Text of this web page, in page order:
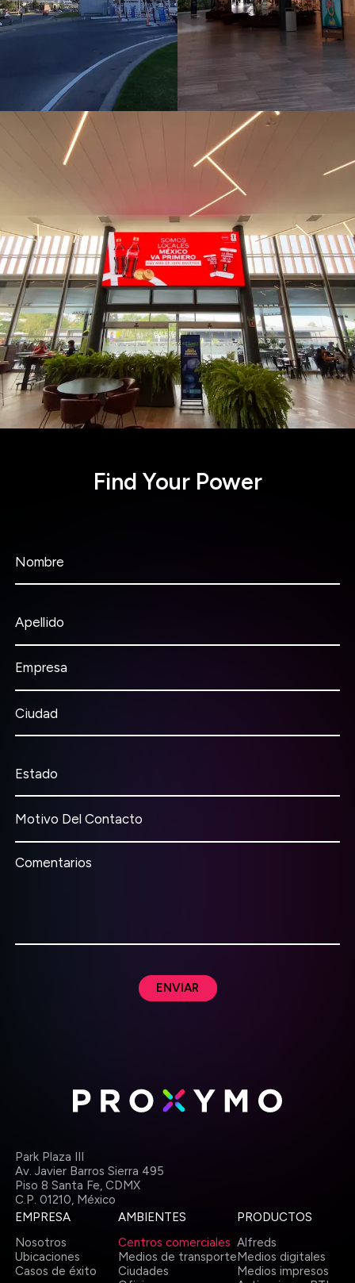
Find Your Power
Nombre
Apellido
Empresa
Ciudad
Estado
Motivo Del Contacto
Comentarios
ENVIAR
Park Plaza III
Av. Javier Barros Sierra 495
Piso 8 Santa Fe, CDMX
C.P. 01210, México
EMPRESA
Nosotros
Ubicaciones
Casos de éxito
AMBIENTES
Centros comerciales
Medios de transporte
Ciudades
PRODUCTOS
Alfreds
Medios digitales
Medios impresos